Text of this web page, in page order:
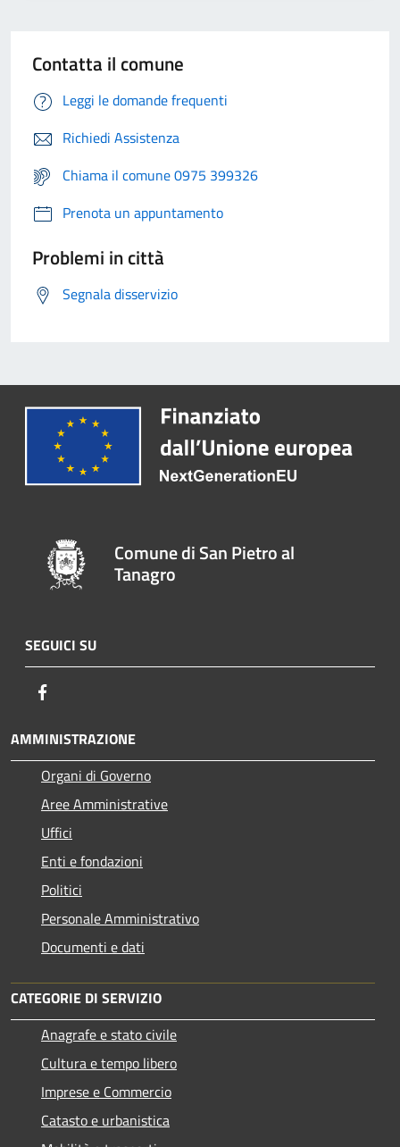
Contatta il comune
Leggi le domande frequenti
Richiedi Assistenza
Chiama il comune 0975 399326
Prenota un appuntamento
Problemi in città
Segnala disservizio
Comune di San Pietro al
Tanagro
SEGUICI SU
AMMINISTRAZIONE
Organi di Governo
Aree Amministrative
Uffici
Enti e fondazioni
Politici
Personale Amministrativo
Documenti e dati
CATEGORIE DI SERVIZIO
Anagrafe e stato civile
Cultura e tempo libero
Imprese e Commercio
Catasto e urbanistica